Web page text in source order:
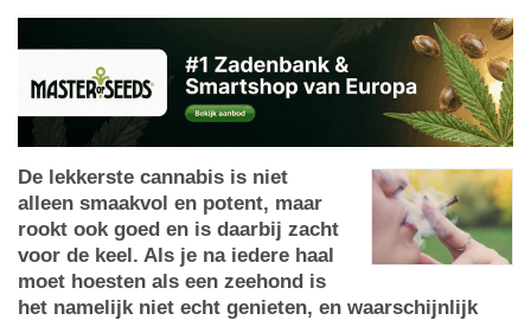
De lekkerste cannabis is niet
alleen smaakvol en potent, maar
rookt ook goed en is daarbij zacht
voor de keel. Als je na iedere haal
moet hoesten als een zeehond is
het namelijk niet echt genieten, en waarschijnlijk